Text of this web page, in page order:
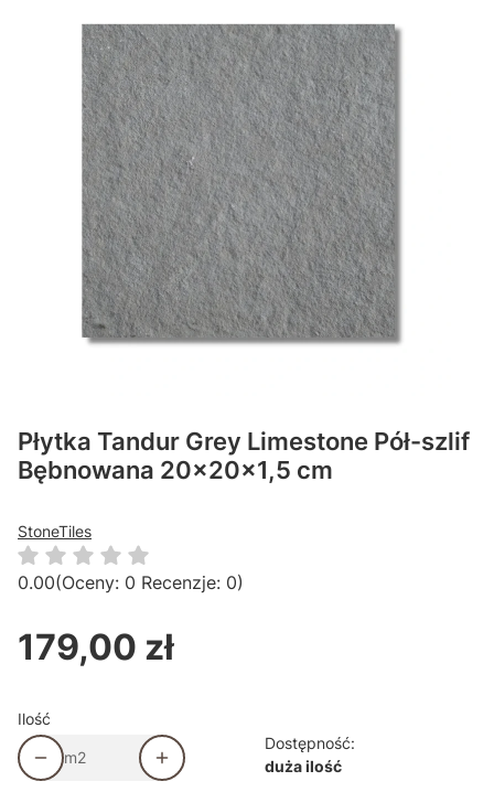
Płytka Tandur Grey Limestone Pół-szlif
Bębnowana 20x20x1,5 cm
StoneTiles
0.00(Oceny: 0 Recenzje: 0)
Cena
179,00 zł
Ilość
m2
Dostępność:
duża ilość